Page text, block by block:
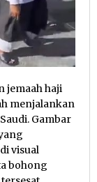
jemaah haji
menjalankan
Gambar
visual
bohong